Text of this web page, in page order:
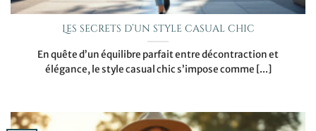
Les secrets d’un style casual chic
En quête d’un équilibre parfait entre décontraction et
élégance, le style casual chic s’impose comme [...]